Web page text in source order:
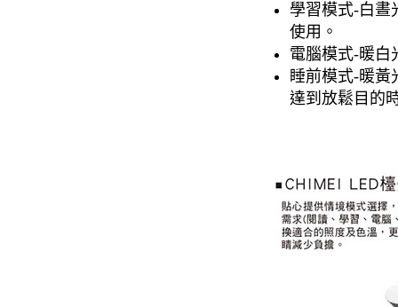
學習模式-白晝
使用。
電腦模式-暖白
睡前模式-暖黃
達到放鬆目的